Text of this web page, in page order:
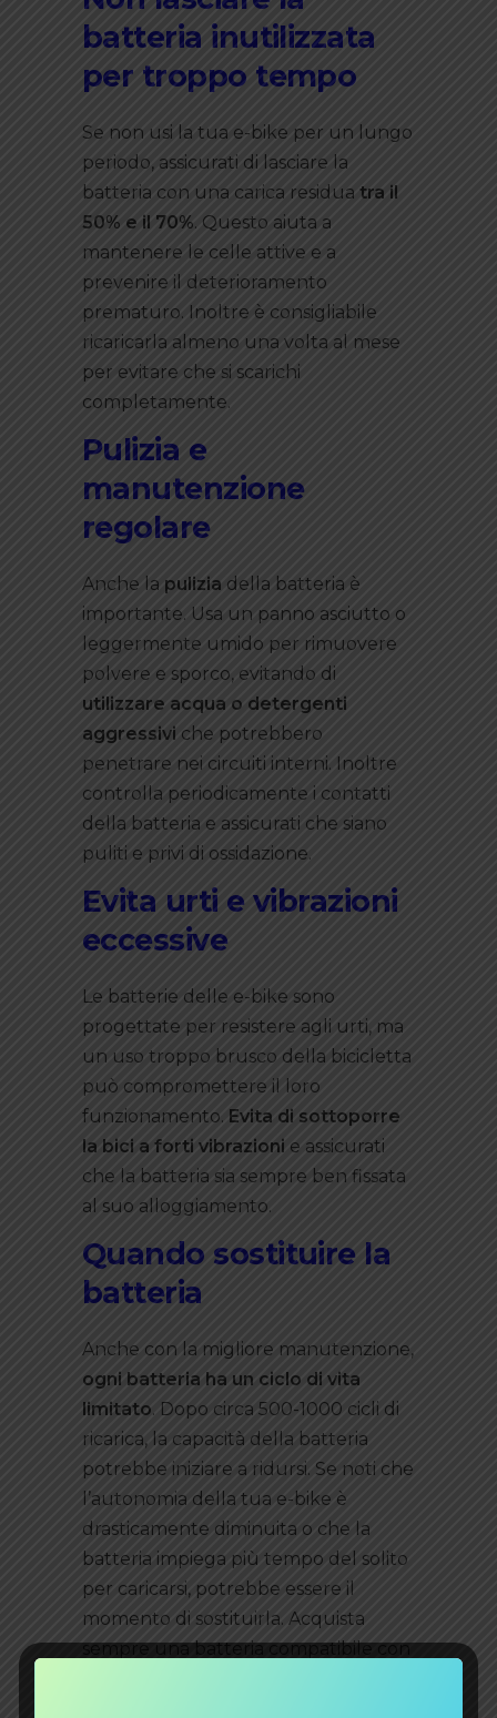
batteria inutilizzata
per troppo tempo
Se non usi la tua e-bike per un lungo
periodo, assicurati di lasciare la
batteria con una carica residua tra il
50% e il 70%. Questo aiuta a
mantenere le celle attive e a
prevenire il deterioramento
prematuro. Inoltre è consigliabile
ricaricarla almeno una volta al mese
per evitare che si scarichi
completamente.
Pulizia e
manutenzione
regolare
Anche la pulizia della batteria è
importante. Usa un panno asciutto o
leggermente umido per rimuovere
polvere e sporco, evitando di
utilizzare acqua o detergenti
aggressivi che potrebbero
penetrare nei circuiti interni. Inoltre
controlla periodicamente i contatti
della batteria e assicurati che siano
puliti e privi di ossidazione.
Evita urti e vibrazioni
eccessive
Le batterie delle e-bike sono
progettate per resistere agli urti, ma
un uso troppo brusco della bicicletta
può compromettere il loro
funzionamento. Evita di sottoporre
la bici a forti vibrazioni e assicurati
che la batteria sia sempre ben fissata
al suo alloggiamento.
Quando sostituire la
batteria
Anche con la migliore manutenzione,
ogni batteria ha un ciclo di vita
limitato. Dopo circa 500-1000 cicli di
ricarica, la capacità della batteria
potrebbe iniziare a ridursi. Se noti che
l’autonomia della tua e-bike è
drasticamente diminuita o che la
batteria impiega più tempo del solito
per caricarsi, potrebbe essere il
momento di sostituirla. Acquista
sempre una batteria compatibile con